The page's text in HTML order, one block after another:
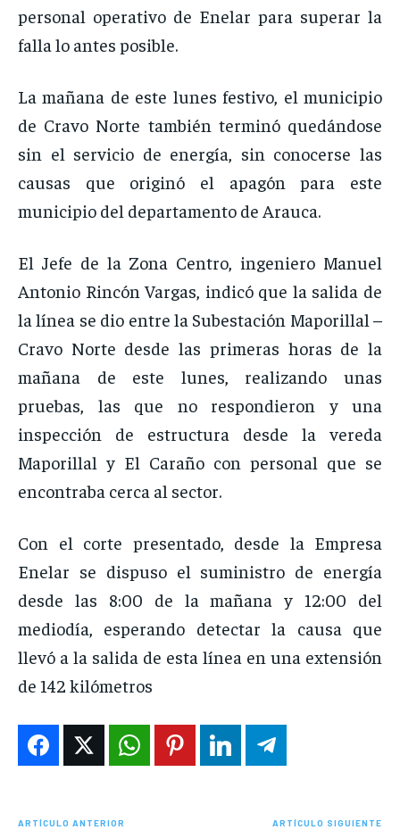
personal operativo de Enelar para superar la
falla lo antes posible.
La mañana de este lunes festivo, el municipio
de Cravo Norte también terminó quedándose
sin el servicio de energía, sin conocerse las
causas que originó el apagón para este
municipio del departamento de Arauca.
El Jefe de la Zona Centro, ingeniero Manuel
Antonio Rincón Vargas, indicó que la salida de
la línea se dio entre la Subestación Maporillal –
Cravo Norte desde las primeras horas de la
mañana de este lunes, realizando unas
pruebas, las que no respondieron y una
inspección de estructura desde la vereda
Maporillal y El Caraño con personal que se
encontraba cerca al sector.
Con el corte presentado, desde la Empresa
Enelar se dispuso el suministro de energía
desde las 8:00 de la mañana y 12:00 del
mediodía, esperando detectar la causa que
llevó a la salida de esta línea en una extensión
de 142 kilómetros
ARTÍCULO ANTERIOR ARTÍCULO SIGUIENTE